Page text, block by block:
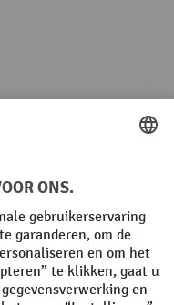
Wero
Copyright